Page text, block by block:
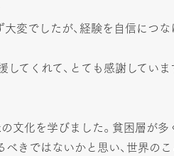
変でしたが、経験を自信につ
てくれて、とても感謝していま
文化を学びました。貧困層が多
きではないかと思い、世界の